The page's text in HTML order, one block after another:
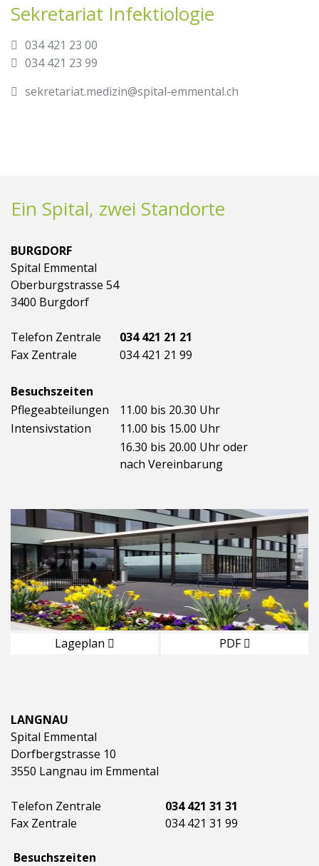
Sekretariat Infektiologie
034 421 23 00
034 421 23 99
sekretariat.medizin@spital-emmental.ch
Ein Spital, zwei Standorte
BURGDORF
Spital Emmental
Oberburgstrasse 54
3400 Burgdorf
Telefon Zentrale
034 421 21 21
Fax Zentrale
034 421 21 99
Besuchszeiten
Pflegeabteilungen
11.00 bis 20.30 Uhr
Intensivstation
11.00 bis 15.00 Uhr
16.30 bis 20.00 Uhr oder
nach Vereinbarung
Lageplan PDF
LANGNAU
Spital Emmental
Dorfbergstrasse 10
3550 Langnau im Emmental
Telefon Zentrale
034 421 31 31
Fax Zentrale
034 421 31 99
Besuchszeiten